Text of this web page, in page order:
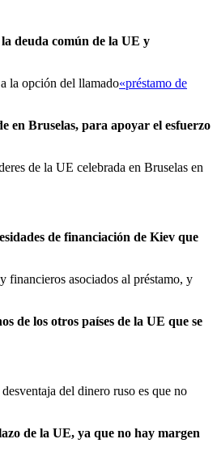
deuda común de la UE y
la opción del llamado«préstamo de
en Bruselas, para apoyar el esfuerzo
de la UE celebrada en Bruselas en
de financiación de Kiev que
financieros asociados al préstamo, y
de los otros países de la UE que se
del dinero ruso es que no
de la UE, ya que no hay margen